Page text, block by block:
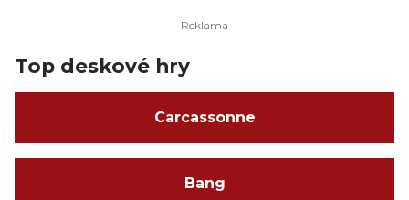
Top deskové hry
Carcassonne
Bang